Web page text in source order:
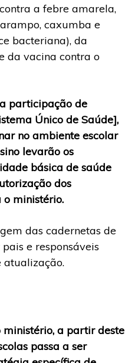
a febre amarela,
caxumba e
bacteriana), da
da vacina contra o
participação de
Único de Saúde],
no ambiente escolar
levarão os
básica de saúde
dos
o ministério.
das cadernetas de
e responsáveis
atualização.
a partir deste
passa a ser